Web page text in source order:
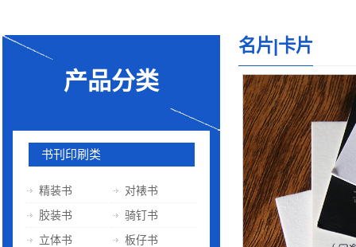
产品分类
书刊印刷类
精装书
对裱书
胶装书
骑钉书
立体书
板仔书
名片|卡片